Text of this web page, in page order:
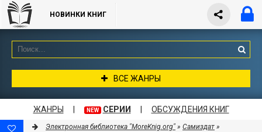
НОВИНКИ КНИГ
ВСЕ ЖАНРЫ
ЖАНРЫ NEW СЕРИИ ОБСУЖДЕНИЯ КНИГ
Электронная библиотека "MoreKnig.org" » Самиздат »